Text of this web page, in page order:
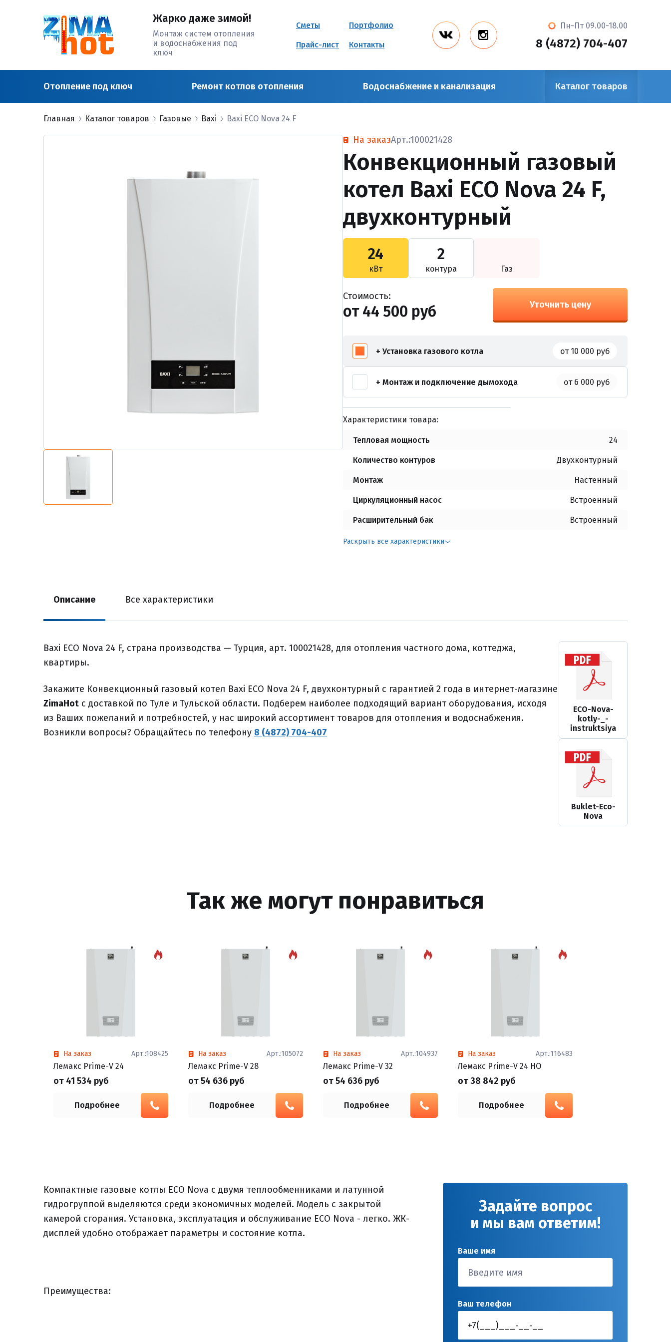
Жарко даже зимой!
Монтаж систем отопления
и водоснабжения под
ключ
Сметы Портфолио
Прайс-лист Контакты
Пн-Пт 09.00-18.00
8 (4872) 704-407
Отопление под ключ Ремонт котлов отопления Водоснабжение и канализация Каталог товаров
Главная Каталог товаров Газовые Baxi Baxi ECO Nova 24 F
На заказАрт.:100021428
Конвекционный газовый
котел Baxi ECO Nova 24 F,
двухконтурный
24
кВт
2
контура Газ
Стоимость:
от 44 500 руб Уточнить цену
+ Установка газового котла от 10 000 руб
+ Монтаж и подключение дымохода от 6 000 руб
Характеристики товара:
Тепловая мощность 24
Количество контуров Двухконтурный
Монтаж Настенный
Циркуляционный насос Встроенный
Расширительный бак Встроенный
Раскрыть все характеристики
Описание Все характеристики
Baxi ECO Nova 24 F, страна производства — Турция, арт. 100021428, для отопления частного дома, коттеджа,
квартиры.
Закажите Конвекционный газовый котел Baxi ECO Nova 24 F, двухконтурный с гарантией 2 годa в интернет-магазине
ZimaHot с доставкой по Туле и Тульской области. Подберем наиболее подходящий вариант оборудования, исходя
из Ваших пожеланий и потребностей, у нас широкий ассортимент товаров для отопления и водоснабжения.
Возникли вопросы? Обращайтесь по телефону 8 (4872) 704-407
ECO-Nova-
kotly-_-
instruktsiya
Buklet-Eco-
Nova
Так же могут понравиться
На заказ Арт.:108425
Лемакс Prime-V 24
от 41 534 руб
Подробнее
На заказ Арт.:105072
Лемакс Prime-V 28
от 54 636 руб
Подробнее
На заказ Арт.:104937
Лемакс Prime-V 32
от 54 636 руб
Подробнее
На заказ Арт.:116483
Лемакс Prime-V 24 HO
от 38 842 руб
Подробнее
Компактные газовые котлы ECO Nova с двумя теплообменниками и латунной
гидрогруппой выделяются среди экономичных моделей. Модель с закрытой
камерой сгорания. Установка, эксплуатация и обслуживание ECO Nova - легко. ЖК-
дисплей удобно отображает параметры и состояние котла.
Преимущества:
Задайте вопрос
и мы вам ответим!
Ваше имя
Ваш телефон